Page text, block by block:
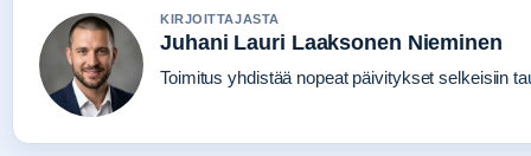
KIRJOITTAJASTA
Juhani Lauri Laaksonen Nieminen
Toimitus yhdistää nopeat päivitykset selkeisiin